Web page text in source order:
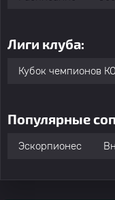
Лиги клуба:
Кубок чемпионов
Популярные
Эскорпионес